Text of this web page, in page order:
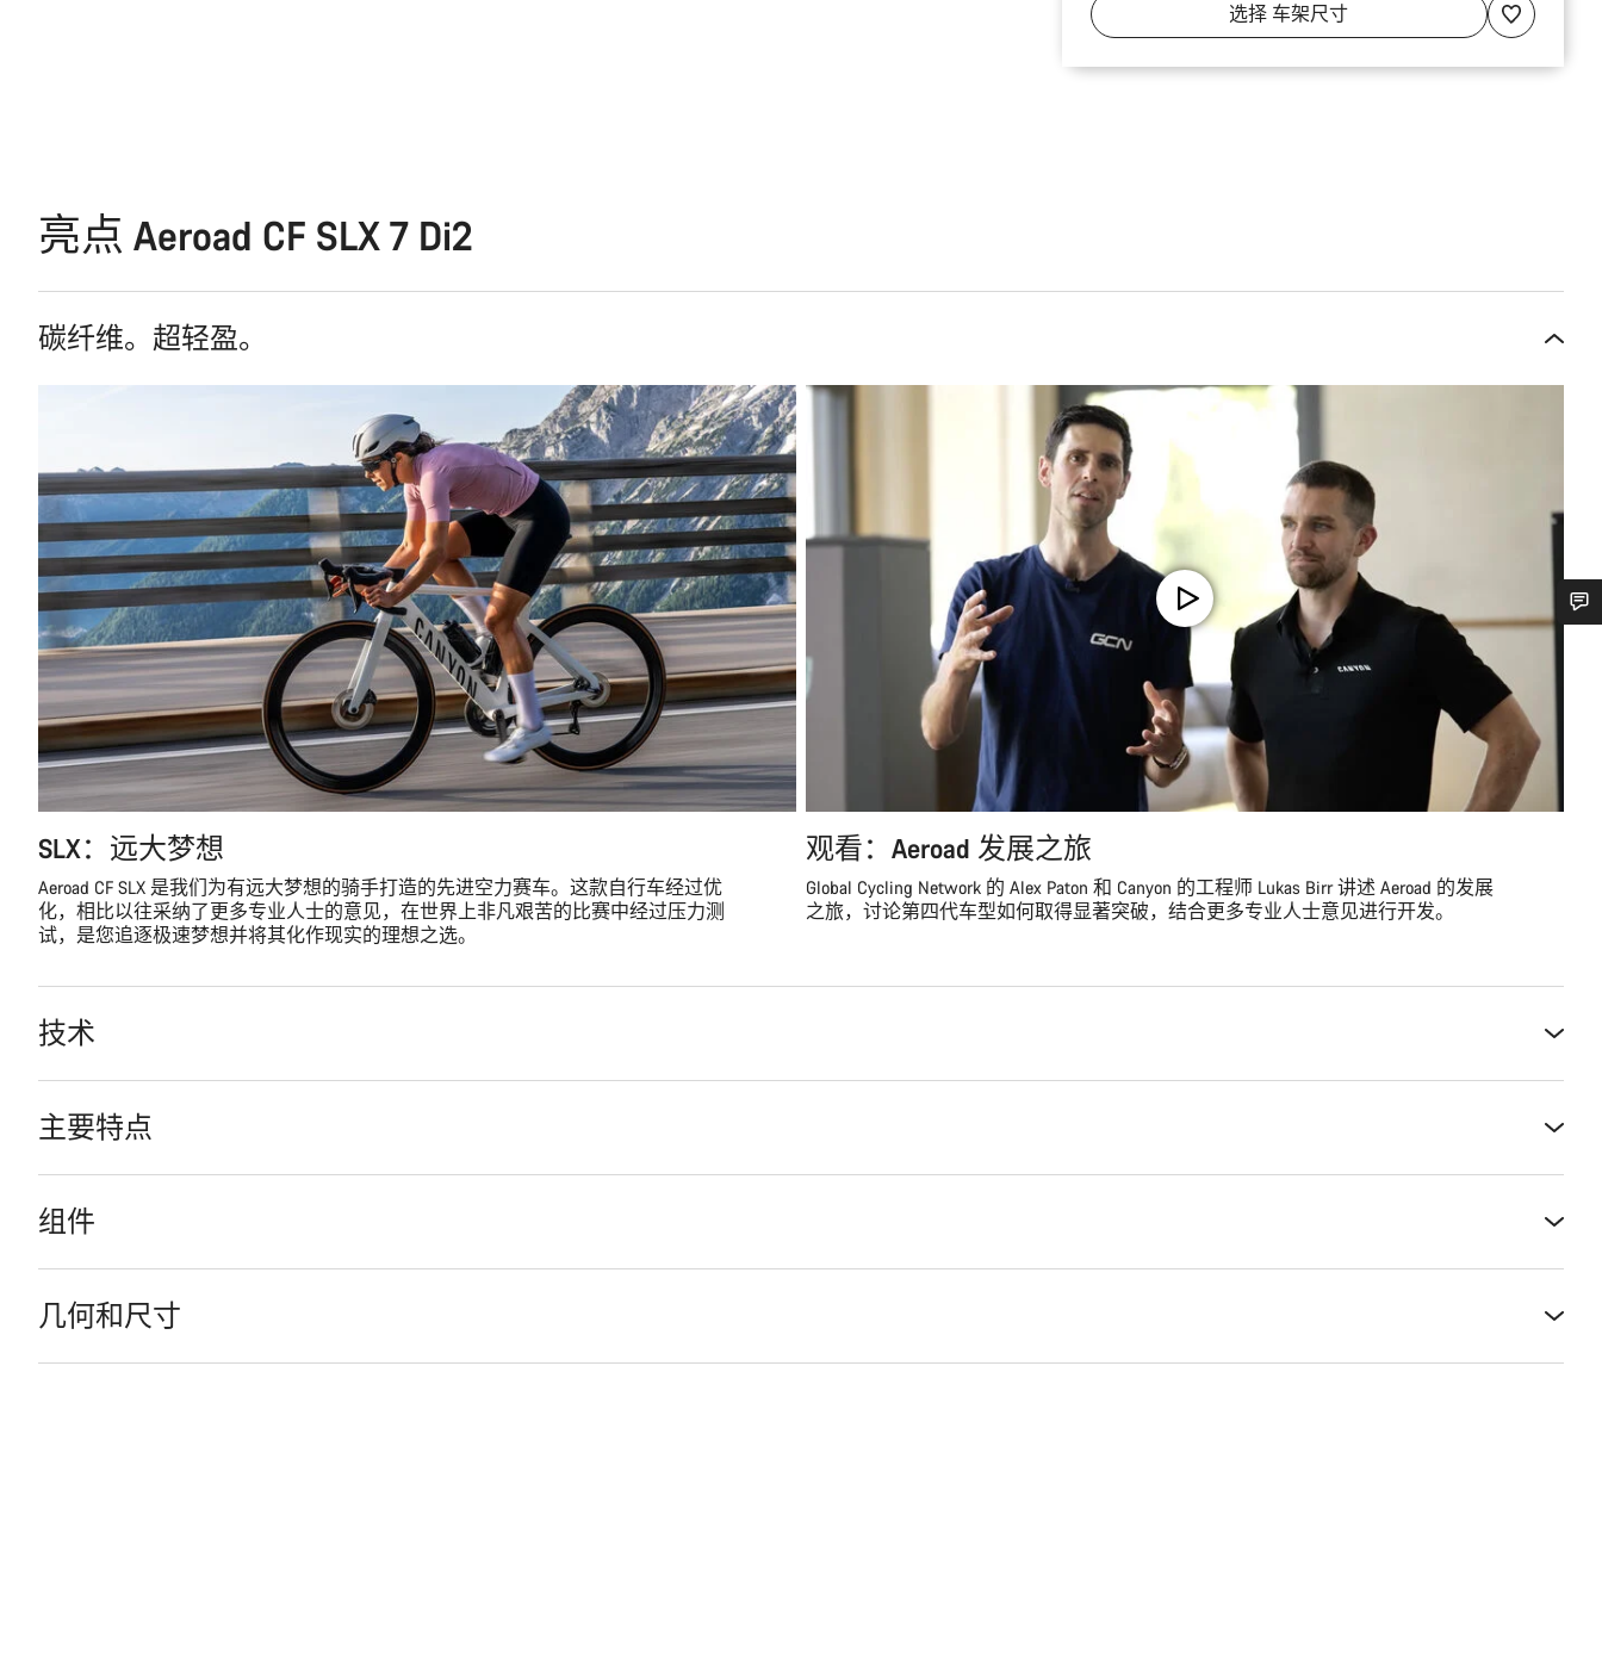
选择 车架尺寸
亮点 Aeroad CF SLX 7 Di2
碳纤维。超轻盈。
SLX：远大梦想
Aeroad CF SLX 是我们为有远大梦想的骑手打造的先进空力赛车。这款自行车经过优
化，相比以往采纳了更多专业人士的意见，在世界上非凡艰苦的比赛中经过压力测
试，是您追逐极速梦想并将其化作现实的理想之选。
观看：Aeroad 发展之旅
Global Cycling Network 的 Alex Paton 和 Canyon 的工程师 Lukas Birr 讲述 Aeroad 的发展
之旅，讨论第四代车型如何取得显著突破，结合更多专业人士意见进行开发。
技术
主要特点
组件
几何和尺寸
您需要帮助吗？
我们的客户支持专家正在等待为您答疑解惑。